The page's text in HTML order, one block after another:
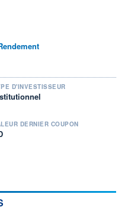
D'INVESTISSEUR
DERNIER COUPON